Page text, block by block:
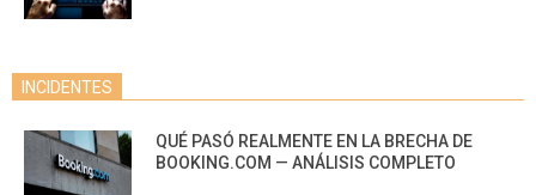
INCIDENTES
QUÉ PASÓ REALMENTE EN LA BRECHA DE
BOOKING.COM — ANÁLISIS COMPLETO